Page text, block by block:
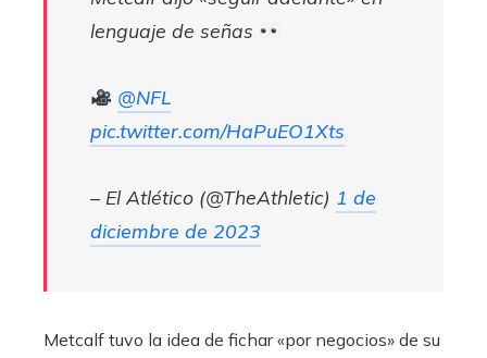
lenguaje de señas
@NFL
pic.twitter.com/HaPuEO1Xts
– El Atlético (@TheAthletic) 1 de
diciembre de 2023
Metcalf tuvo la idea de fichar «por negocios» de su